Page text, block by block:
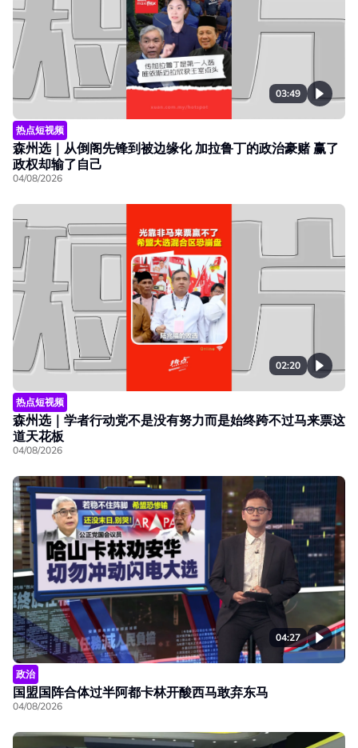
03:49
热点短视频
森州选｜从倒阁先锋到被边缘化 加拉鲁丁的政治豪赌 赢了
政权却输了自己
04/08/2026
02:20
热点短视频
森州选｜学者行动党不是没有努力而是始终跨不过马来票这
道天花板
04/08/2026
04:27
政治
国盟国阵合体过半阿都卡林开酸西马敢弃东马
04/08/2026